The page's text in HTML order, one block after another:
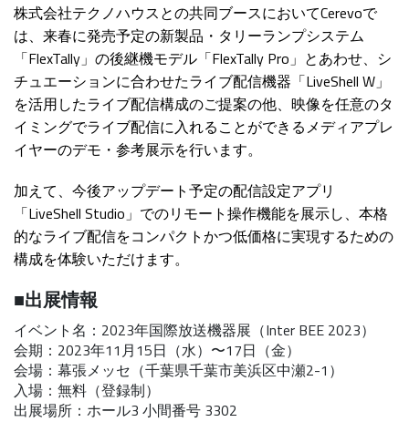
株式会社テクノハウスとの共同ブースにおいてCerevoで
は、来春に発売予定の新製品・タリーランプシステム
「FlexTally」の後継機モデル「FlexTally Pro」とあわせ、シ
チュエーションに合わせたライブ配信機器「LiveShell W」
を活用したライブ配信構成のご提案の他、映像を任意のタ
イミングでライブ配信に入れることができるメディアプレ
イヤーのデモ・参考展示を行います。
加えて、今後アップデート予定の配信設定アプリ
「LiveShell Studio」でのリモート操作機能を展示し、本格
的なライブ配信をコンパクトかつ低価格に実現するための
構成を体験いただけます。
■出展情報
イベント名：2023年国際放送機器展（Inter BEE 2023）
会期：2023年11月15日（水）〜17日（金）
会場：幕張メッセ（千葉県千葉市美浜区中瀬2-1）
入場：無料（登録制）
出展場所：ホール3 小間番号 3302